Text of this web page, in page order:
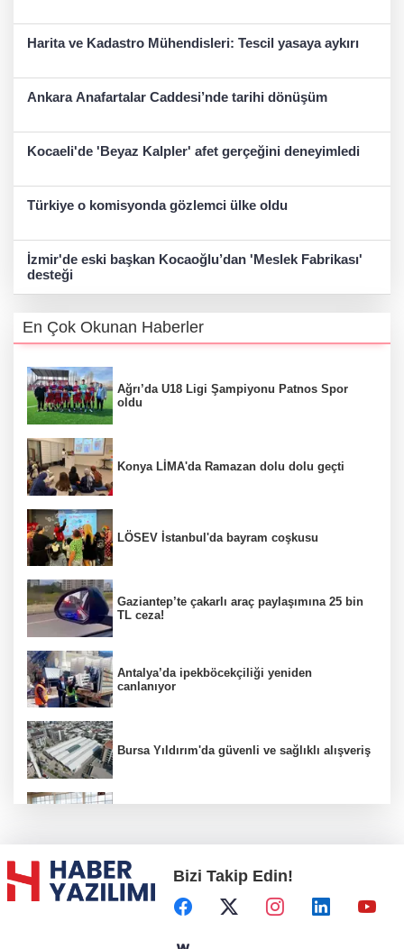
Harita ve Kadastro Mühendisleri: Tescil yasaya aykırı
Ankara Anafartalar Caddesi’nde tarihi dönüşüm
Kocaeli'de 'Beyaz Kalpler' afet gerçeğini deneyimledi
Türkiye o komisyonda gözlemci ülke oldu
İzmir'de eski başkan Kocaoğlu’dan 'Meslek Fabrikası'
desteği
En Çok Okunan Haberler
Ağrı’da U18 Ligi Şampiyonu Patnos Spor
oldu
Konya LİMA'da Ramazan dolu dolu geçti
LÖSEV İstanbul'da bayram coşkusu
Gaziantep’te çakarlı araç paylaşımına 25 bin
TL ceza!
Antalya’da ipekböcekçiliği yeniden
canlanıyor
Bursa Yıldırım'da güvenli ve sağlıklı alışveriş
Başkent'in göletlerinde temizlik ve bakım
sürüyor
Bizi Takip Edin!